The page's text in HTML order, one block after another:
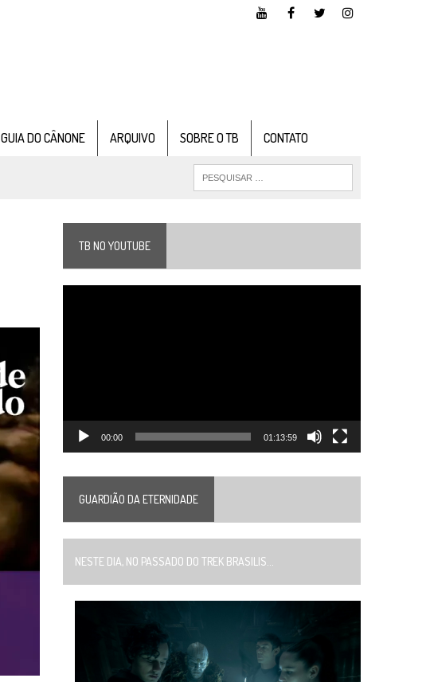
GUIA DO CÂNONE ARQUIVO SOBRE O TB CONTATO
TB NO YOUTUBE
00:00 01:13:59
GUARDIÃO DA ETERNIDADE
NESTE DIA, NO PASSADO DO TREK BRASILIS...